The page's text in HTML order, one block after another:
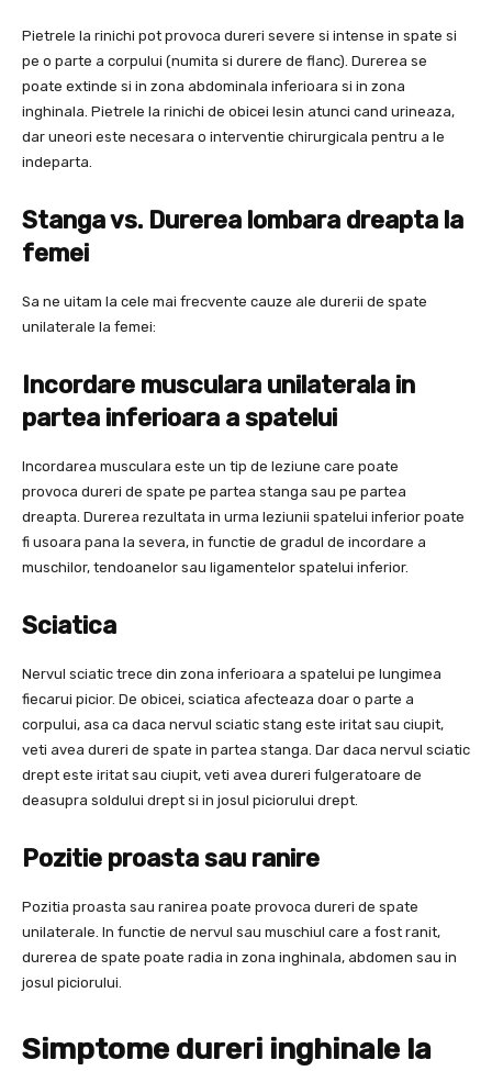
Pietrele la rinichi pot provoca dureri severe si intense in spate si
pe o parte a corpului (numita si durere de flanc). Durerea se
poate extinde si in zona abdominala inferioara si in zona
inghinala. Pietrele la rinichi de obicei lesin atunci cand urineaza,
dar uneori este necesara o interventie chirurgicala pentru a le
indeparta.
Stanga vs. Durerea lombara dreapta la
femei
Sa ne uitam la cele mai frecvente cauze ale durerii de spate
unilaterale la femei:
Incordare musculara unilaterala in
partea inferioara a spatelui
Incordarea musculara este un tip de leziune care poate
provoca dureri de spate pe partea stanga sau pe partea
dreapta. Durerea rezultata in urma leziunii spatelui inferior poate
fi usoara pana la severa, in functie de gradul de incordare a
muschilor, tendoanelor sau ligamentelor spatelui inferior.
Sciatica
Nervul sciatic trece din zona inferioara a spatelui pe lungimea
fiecarui picior. De obicei, sciatica afecteaza doar o parte a
corpului, asa ca daca nervul sciatic stang este iritat sau ciupit,
veti avea dureri de spate in partea stanga. Dar daca nervul sciatic
drept este iritat sau ciupit, veti avea dureri fulgeratoare de
deasupra soldului drept si in josul piciorului drept.
Pozitie proasta sau ranire
Pozitia proasta sau ranirea poate provoca dureri de spate
unilaterale. In functie de nervul sau muschiul care a fost ranit,
durerea de spate poate radia in zona inghinala, abdomen sau in
josul piciorului.
Simptome dureri inghinale la